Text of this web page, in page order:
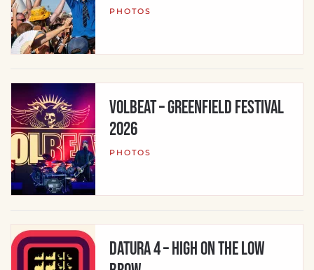
PHOTOS
Volbeat – Greenfield Festival
2026
PHOTOS
Datura 4 – High On The Low